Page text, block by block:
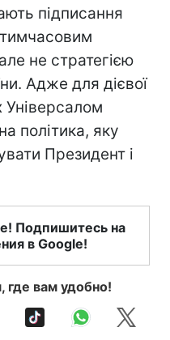
підписання
не стратегією
Адже для дієвої
Універсалом
політика, яку
Президент і
Подпишитесь на
в Google!
где вам удобно!